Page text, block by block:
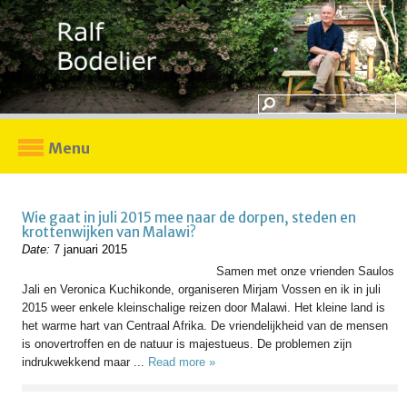
Menu
Wie gaat in juli 2015 mee naar de dorpen, steden en
krottenwijken van Malawi?
Date: 7 januari 2015
Samen met onze vrienden Saulos
Jali en Veronica Kuchikonde, organiseren Mirjam Vossen en ik in juli
2015 weer enkele kleinschalige reizen door Malawi. Het kleine land is
het warme hart van Centraal Afrika. De vriendelijkheid van de mensen
is onovertroffen en de natuur is majestueus. De problemen zijn
indrukwekkend maar ... Read more »